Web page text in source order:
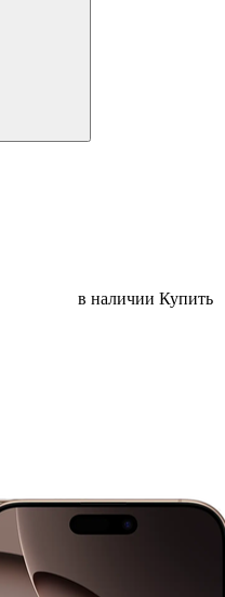
в наличии Купить